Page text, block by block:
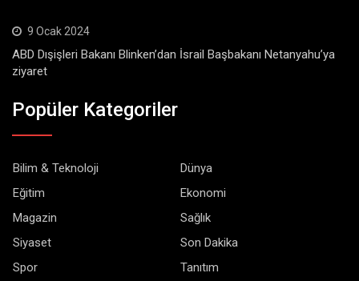
9 Ocak 2024
ABD Dışişleri Bakanı Blinken’dan İsrail Başbakanı Netanyahu’ya
ziyaret
Popüler Kategoriler
Bilim & Teknoloji
Dünya
Eğitim
Ekonomi
Magazin
Sağlık
Siyaset
Son Dakika
Spor
Tanıtım